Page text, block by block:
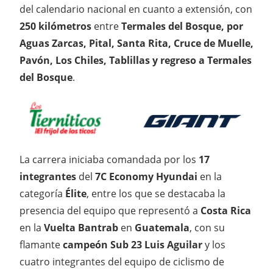
del calendario nacional en cuanto a extensión, con
250 kilómetros entreTermales del Bosque, por
Aguas Zarcas, Pital, Santa Rita, Cruce de Muelle,
Pavón, Los Chiles, Tablillas y regreso a Termales
del Bosque.
La carrera iniciaba comandada por los 17
integrantes del 7C Economy Hyundai en la
categoría Élite, entre los que se destacaba la
presencia del equipo que representó a Costa Rica
en la Vuelta Bantrab en Guatemala, con su
flamantecampeón Sub 23 Luis Aguilary los
cuatro integrantes del equipo de ciclismo de